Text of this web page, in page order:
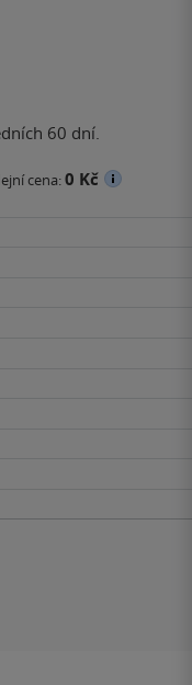
60 dní.
cena:0 Kč